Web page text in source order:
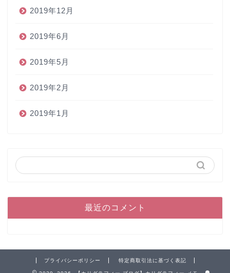
2019年12月
2019年6月
2019年5月
2019年2月
2019年1月
最近のコメント
プライバシーポリシー 特定商取引法に基づく表記
本